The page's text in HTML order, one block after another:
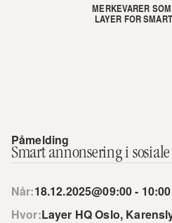
MERKEVARER
LAYER FOR
Påmelding
Smart annonsering i
Når:18.12.2025@09:00 - 10:00
Hvor:Layer HQ Oslo,